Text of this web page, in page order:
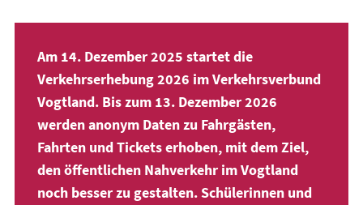
Am 14. Dezember 2025 startet die
Verkehrserhebung 2026 im Verkehrsverbund
Vogtland. Bis zum 13. Dezember 2026
werden anonym Daten zu Fahrgästen,
Fahrten und Tickets erhoben, mit dem Ziel,
den öffentlichen Nahverkehr im Vogtland
noch besser zu gestalten. Schülerinnen und